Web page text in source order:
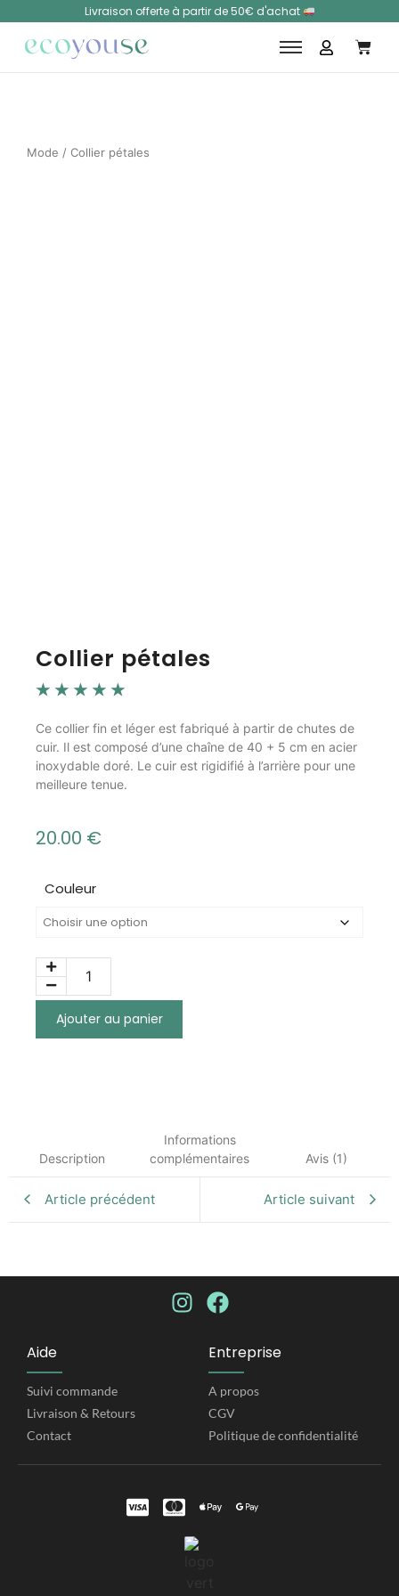
Livraison offerte à partir de 50€ d'achat
Mode / Collier pétales
Collier pétales
☆ ☆ ☆ ☆ ☆
Ce collier fin et léger est fabriqué à partir de chutes de
cuir. Il est composé d’une chaîne de 40 + 5 cm en acier
inoxydable doré. Le cuir est rigidifié à l’arrière pour une
meilleure tenue.
20.00 €
Couleur
Ajouter au panier
Description
Informations
complémentaires
Avis (1)
Article précédent Article suivant
Aide
Suivi commande​
Livraison & Retours
Contact
Entreprise
A propos​
CGV
Politique de confidentialité​​